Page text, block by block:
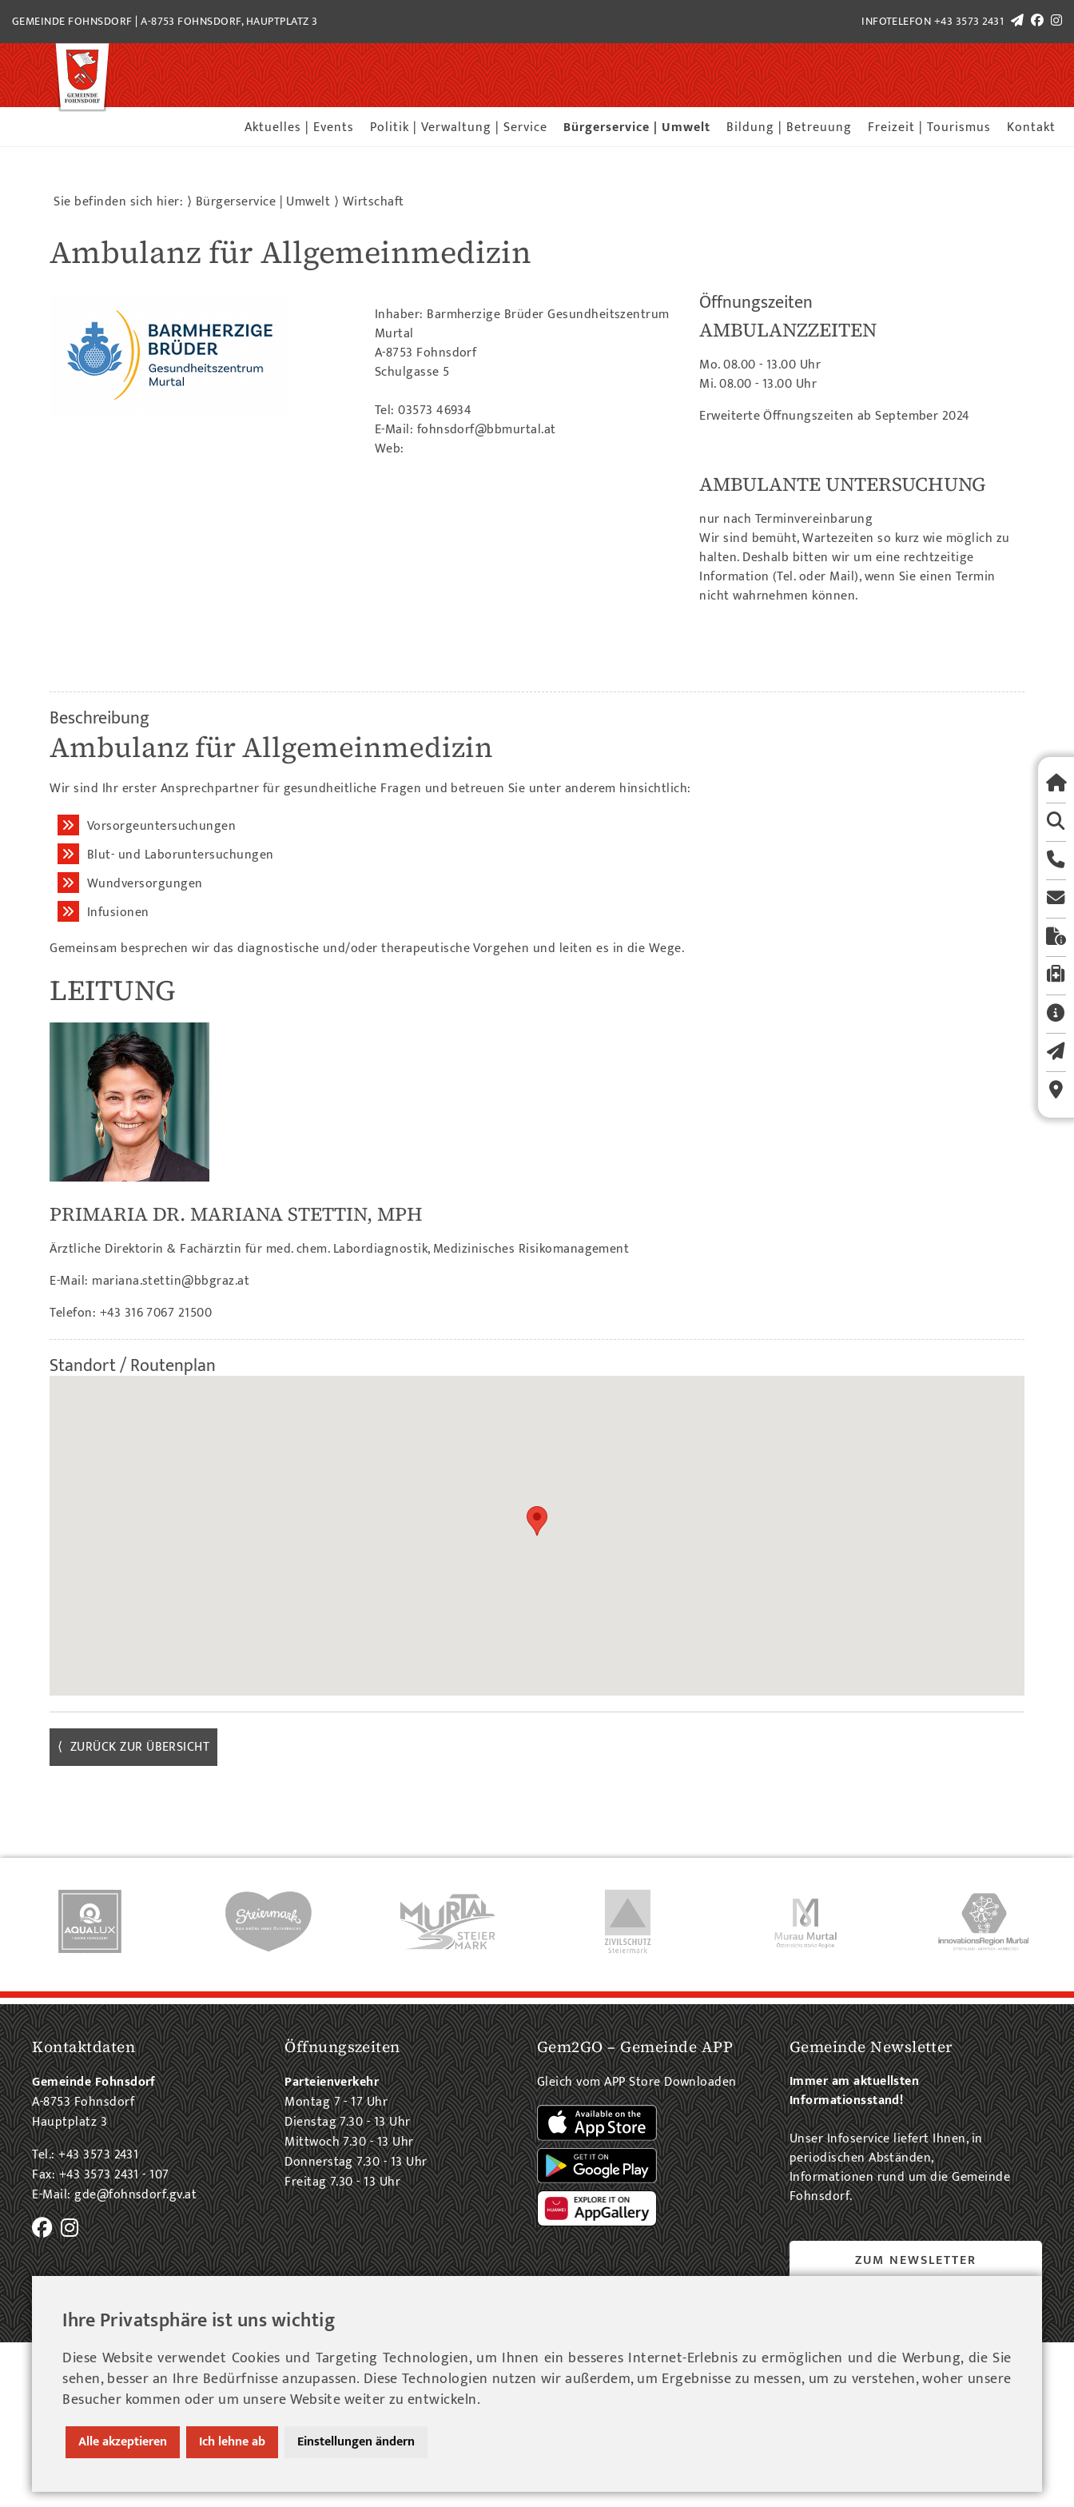
Ihre Privatsphäre ist uns wichtig
Diese Website verwendet Cookies und Targeting Technologien, um Ihnen ein besseres Internet-Erlebnis zu ermöglichen und die Werbung, die Sie
sehen, besser an Ihre Bedürfnisse anzupassen. Diese Technologien nutzen wir außerdem, um Ergebnisse zu messen, um zu verstehen, woher unsere
Besucher kommen oder um unsere Website weiter zu entwickeln.
Alle akzeptieren Ich lehne ab Einstellungen ändern
GEMEINDE FOHNSDORF | A-8753 FOHNSDORF, HAUPTPLATZ 3 INFOTELEFON+43 3573 2431
Aktuelles | Events Politik | Verwaltung | Service Bürgerservice | Umwelt Bildung | Betreuung Freizeit | Tourismus Kontakt
Sie befinden sich hier: ⟩ Bürgerservice | Umwelt ⟩ Wirtschaft
Ambulanz für Allgemeinmedizin
Inhaber: Barmherzige Brüder Gesundheitszentrum
Murtal
A-8753 Fohnsdorf
Schulgasse 5
Tel:03573 46934
E-Mail: fohnsdorf@bbmurtal.at
Web:
Öffnungszeiten
AMBULANZZEITEN
Mo. 08.00 - 13.00 Uhr
Mi. 08.00 - 13.00 Uhr
Erweiterte Öffnungszeiten ab September 2024
AMBULANTE UNTERSUCHUNG
nur nach Terminvereinbarung
Wir sind bemüht, Wartezeiten so kurz wie möglich zu
halten. Deshalb bitten wir um eine rechtzeitige
Information (Tel. oder Mail), wenn Sie einen Termin
nicht wahrnehmen können.
Beschreibung
Ambulanz für Allgemeinmedizin
Wir sind Ihr erster Ansprech­partner für gesund­heitliche Fragen und betreuen Sie unter anderem hinsichtlich:
Vorsorgeuntersuchungen
Blut- und Labor­untersuchungen
Wundversorgungen
Infusionen
Gemeinsam besprechen wir das diagnostische und/oder therapeutische Vorgehen und leiten es in die Wege.
LEITUNG
PRIMARIA DR. MARIANA STETTIN, MPH
Ärztliche Direktorin & Fachärztin für med. chem. Labordiagnostik, Medizinisches Risikomanagement
E-Mail: mariana.stettin@bbgraz.at
Telefon: +43 316 7067 21500
Standort / Routenplan
⟨ ZURÜCK ZUR ÜBERSICHT
Kontaktdaten
Gemeinde Fohnsdorf
A-8753 Fohnsdorf
Hauptplatz 3
Tel.: +43 3573 2431
Fax: +43 3573 2431 - 107
E-Mail: gde@fohnsdorf.gv.at
Öffnungszeiten
Parteienverkehr
Montag 7 - 17 Uhr
Dienstag 7.30 - 13 Uhr
Mittwoch 7.30 - 13 Uhr
Donnerstag 7.30 - 13 Uhr
Freitag 7.30 - 13 Uhr
Gem2GO – Gemeinde APP
Gleich vom APP Store Downloaden
Gemeinde Newsletter
Immer am aktuellsten
Informationsstand!
Unser Infoservice liefert Ihnen, in
periodischen Abständen,
Informationen rund um die Gemeinde
Fohnsdorf.
ZUM NEWSLETTER
EINTRAG...
© 2026 Gemeinde Fohnsdorf |Datenschutz|Cookies Hinweise|Impressum
Werbeagentur Gössler & Sailer OG